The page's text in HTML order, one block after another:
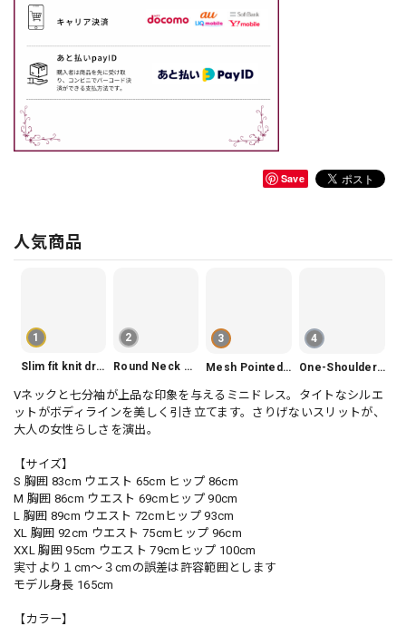
Save
人気商品
1
Slim fit knit dress(3color) V1330
2
Round Neck Tiered Sleeveless Dress V2290
3
Mesh Pointed Toe Pumps V165
4
One-Shoulder Slim-Fit Flattering Mermaid Skirt Dress V2295
Vネックと七分袖が上品な印象を与えるミニドレス。タイトなシルエ
ットがボディラインを美しく引き立てます。さりげないスリットが、
大人の女性らしさを演出。
【サイズ】
S 胸囲 83cm ウエスト 65cm ヒップ 86cm
M 胸囲 86cm ウエスト 69cmヒップ 90cm
L 胸囲 89cm ウエスト 72cmヒップ 93cm
XL 胸囲 92cm ウエスト 75cmヒップ 96cm
XXL 胸囲 95cm ウエスト 79cmヒップ 100cm
実寸より１cm〜３cmの誤差は許容範囲とします
モデル身長 165cm
【カラー】